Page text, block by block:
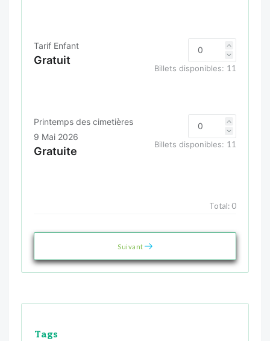
Tarif Enfant
Gratuit
Billets disponibles: 11
Printemps des cimetières
9 Mai 2026
Gratuite
Billets disponibles: 11
Total: 0
Suivant
Tags